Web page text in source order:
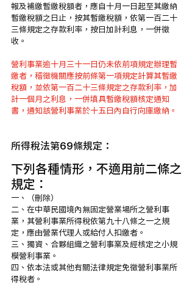
報及補繳暫繳稅額者，應自十月一日起至其繳納
暫繳稅額之日止，按其暫繳稅額，依第一百二十
三條規定之存款利率，按日加計利息，一併徵
收。
營利事業逾十月三十一日仍未依前項規定辦理暫
繳者，稽徵機關應按前條第一項規定計算其暫繳
稅額，並依第一百二十三條規定之存款利率，加
計一個月之利息，一併填具暫繳稅額核定通知
書，通知該營利事業於十五日內自行向庫繳納。
所得稅法第69條規定：
下列各種情形，不適用前二條之
規定：
一、（刪除）
二、在中華民國境內無固定營業場所之營利事
業，其營利事業所得稅依第九十八條之一之規
定，應由營業代理人或給付人扣繳者。
三、獨資、合夥組織之營利事業及經核定之小規
模營利事業。
四、依本法或其他有關法律規定免徵營利事業所
得稅者。